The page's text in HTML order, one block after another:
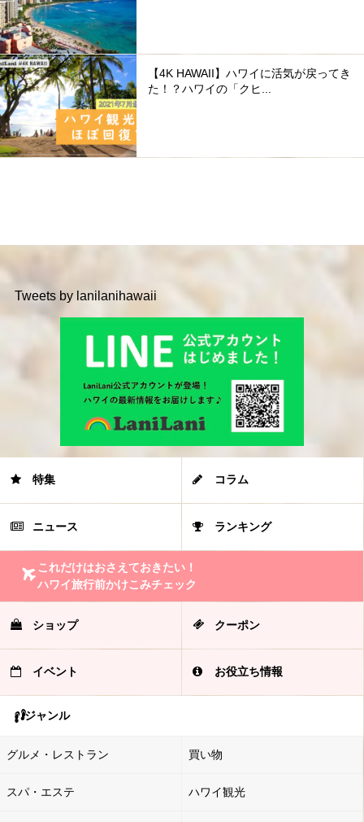
【4K HAWAII】ハワイに活気が戻ってき
た！？ハワイの「クヒ...
Tweets by lanilanihawaii
特集 コラム
ニュース ランキング
これだけはおさえておきたい！
ハワイ旅行前かけこみチェック
ショップ クーポン
イベント お役立ち情報
ジャンル
グルメ・レストラン 買い物
スパ・エステ ハワイ観光